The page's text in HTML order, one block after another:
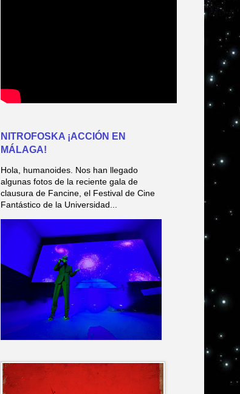
NITROFOSKA ¡ACCIÓN EN
MÁLAGA!
Hola, humanoides. Nos han llegado
algunas fotos de la reciente gala de
clausura de Fancine, el Festival de Cine
Fantástico de la Universidad...